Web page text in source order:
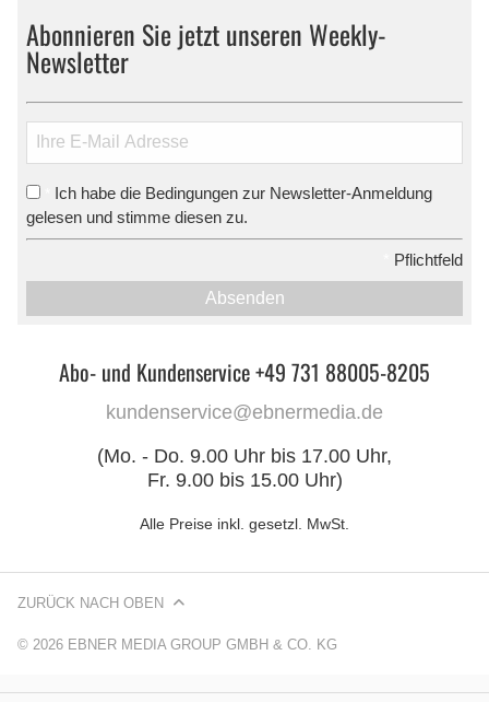
Abonnieren Sie jetzt unseren Weekly-
Newsletter
Ich habe die Bedingungen zur Newsletter-Anmeldung
gelesen und stimme diesen zu.
Pflichtfeld
Absenden
Abo- und Kundenservice +49 731 88005-8205
kundenservice@ebnermedia.de
(Mo. - Do. 9.00 Uhr bis 17.00 Uhr,
Fr. 9.00 bis 15.00 Uhr)
Alle Preise inkl. gesetzl. MwSt.
© 2026 EBNER MEDIA GROUP GMBH & CO. KG
ZURÜCK NACH OBEN